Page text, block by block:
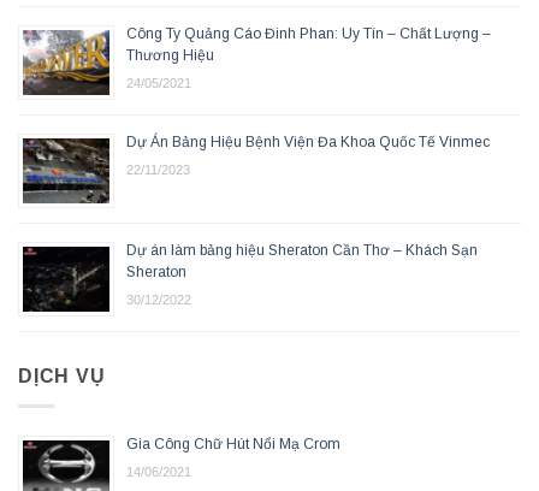
Công Ty Quảng Cáo Đinh Phan: Uy Tín – Chất Lượng –
Thương Hiệu
24/05/2021
Dự Án Bảng Hiệu Bệnh Viện Đa Khoa Quốc Tế Vinmec
22/11/2023
Dự án làm bảng hiệu Sheraton Cần Thơ – Khách Sạn
Sheraton
30/12/2022
DỊCH VỤ
Gia Công Chữ Hút Nổi Mạ Crom
14/06/2021